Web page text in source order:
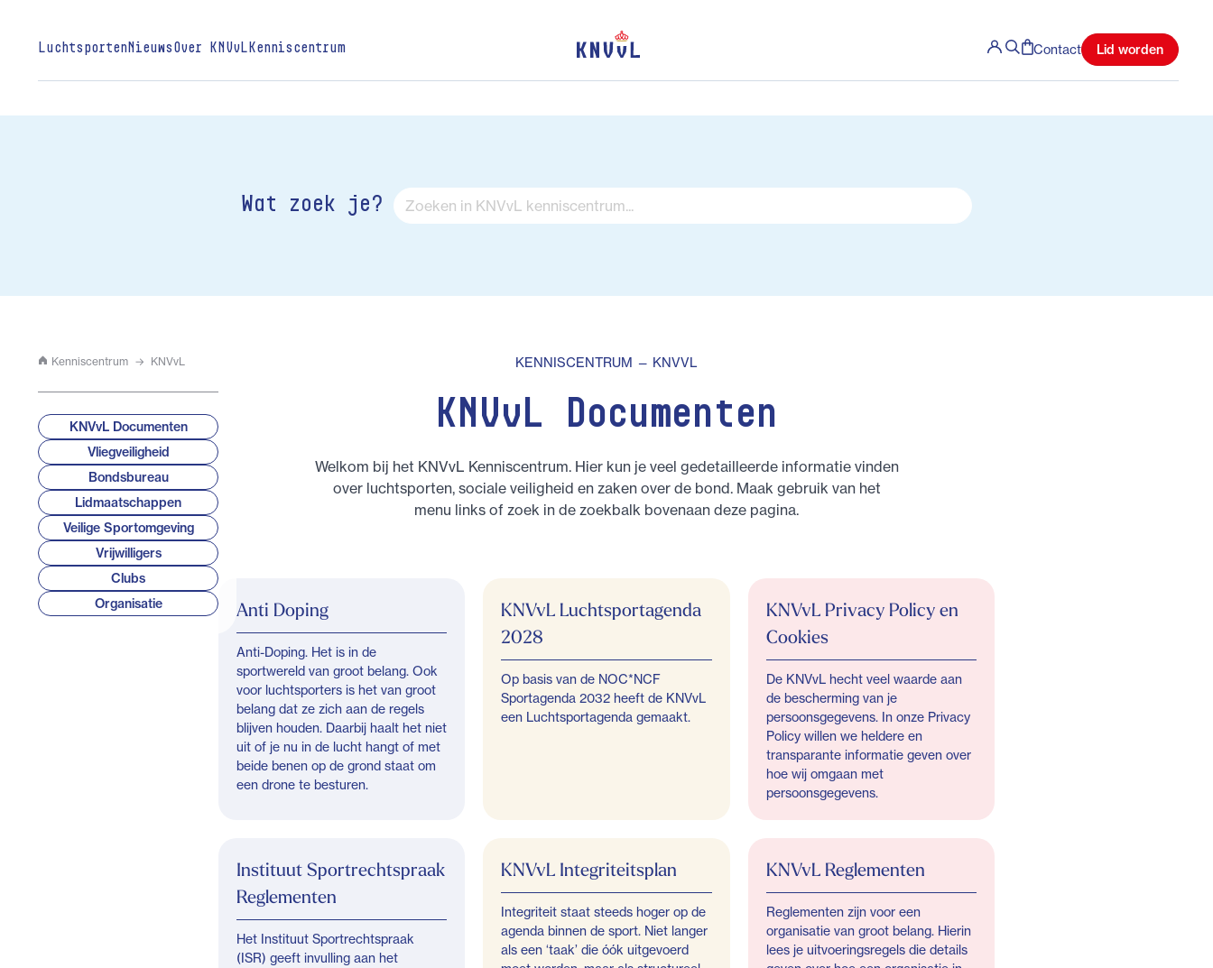
Luchtsporten Nieuws Over KNVvL Kenniscentrum Contact Lid worden
Wat zoek je?
Kenniscentrum KNVvL
KNVvL Documenten
Vliegveiligheid
Bondsbureau
Lidmaatschappen
Veilige Sportomgeving
Vrijwilligers
Clubs
Organisatie
KENNISCENTRUM — KNVVL
KNVvL Documenten
Welkom bij het KNVvL Kenniscentrum. Hier kun je veel gedetailleerde informatie vinden
over luchtsporten, sociale veiligheid en zaken over de bond. Maak gebruik van het
menu links of zoek in de zoekbalk bovenaan deze pagina.
Anti Doping
Anti-Doping. Het is in de
sportwereld van groot belang. Ook
voor luchtsporters is het van groot
belang dat ze zich aan de regels
blijven houden. Daarbij haalt het niet
uit of je nu in de lucht hangt of met
beide benen op de grond staat om
een drone te besturen.
KNVvL Luchtsportagenda
2028
Op basis van de NOC*NCF
Sportagenda 2032 heeft de KNVvL
een Luchtsportagenda gemaakt.
KNVvL Privacy Policy en
Cookies
De KNVvL hecht veel waarde aan
de bescherming van je
persoonsgegevens. In onze Privacy
Policy willen we heldere en
transparante informatie geven over
hoe wij omgaan met
persoonsgegevens.
Instituut Sportrechtspraak
Reglementen
Het Instituut Sportrechtspraak
(ISR) geeft invulling aan het
KNVvL Integriteitsplan
Integriteit staat steeds hoger op de
agenda binnen de sport. Niet langer
als een ‘taak’ die óók uitgevoerd
KNVvL Reglementen
Reglementen zijn voor een
organisatie van groot belang. Hierin
lees je uitvoeringsregels die details